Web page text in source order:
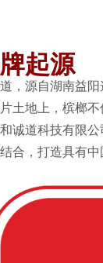
起源
，源自湖南益
土地上，槟榔不
诚道科技有限
合，打造具有中